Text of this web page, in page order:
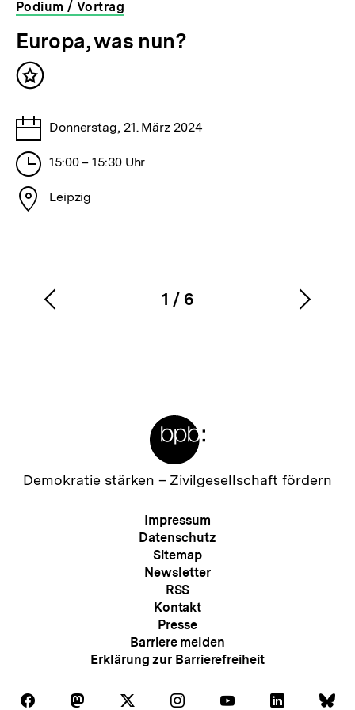
Podium / Vortrag
veranstaltet
von
der
bpb
Europa, was nun?
Inhalt
Tage
Donnerstag, 21. März 2024
Stunden
15:00 – 15:30 Uhr
Stadt
Leipzig
Karussellinhalt
1
von
/ 6
Vorherigen
Zur
Demokratie stärken – Zivilgesellschaft fördern
Meta-
Navigation
Impressum
Datenschutz
Sitemap
Newsletter
RSS
Kontakt
Presse
Barriere melden
Erklärung zur Barrierefreiheit
Auf
Auf